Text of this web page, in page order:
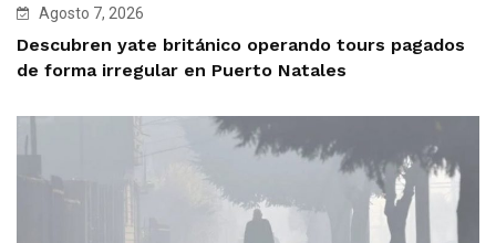
Agosto 7, 2026
Descubren yate británico operando tours pagados
de forma irregular en Puerto Natales